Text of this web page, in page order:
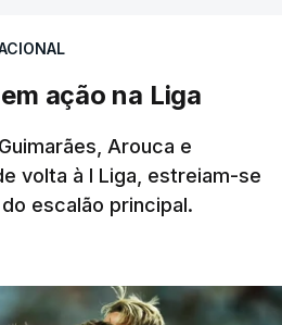
ação na Liga
Arouca e
volta à I Liga, estreiam-se
escalão principal.